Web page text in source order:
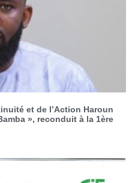
et de l’Action Haroun
», reconduit à la 1ère